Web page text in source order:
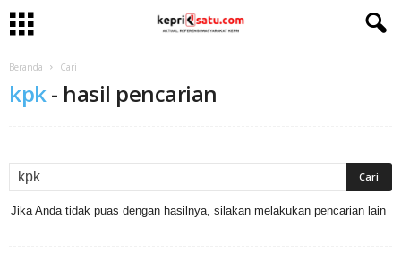
Beranda Cari
kpk- hasil pencarian
Jika Anda tidak puas dengan hasilnya, silakan melakukan pencarian lain